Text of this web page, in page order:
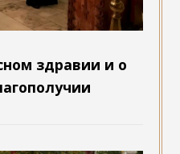
здравии и о